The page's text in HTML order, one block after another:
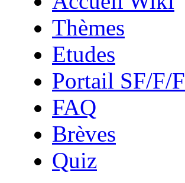
Thèmes
Etudes
Portail SF/F/F
FAQ
Brèves
Quiz